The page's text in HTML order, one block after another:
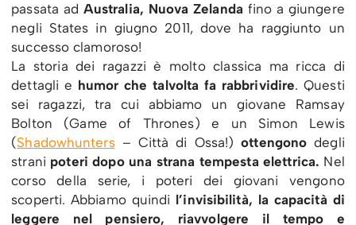
passata ad Australia, Nuova Zelanda fino a giungere
negli States in giugno 2011, dove ha raggiunto un
successo clamoroso!
La storia dei ragazzi è molto classica ma ricca di
dettagli e humor che talvolta fa rabbrividire. Questi
sei ragazzi, tra cui abbiamo un giovane Ramsay
Bolton (Game of Thrones) e un Simon Lewis
(Shadowhunters– Città di Ossa!)ottengono degli
strani poteri dopo una strana tempesta elettrica. Nel
corso della serie, i poteri dei giovani vengono
scoperti. Abbiamo quindi l’invisibilità, la capacità di
leggere nel pensiero, riavvolgere il tempo e